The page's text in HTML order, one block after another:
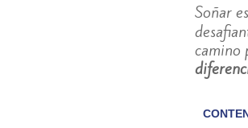
Soñar
camino